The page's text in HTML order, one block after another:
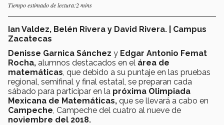
Tiempo estimado de lectura:2 mins
Ian Valdez, Belén Rivera y David Rivera. | Campus
Zacatecas
Denisse Garnica Sánchez y Edgar Antonio Femat
Rocha, alumnos destacados en el área de
matemáticas , que debido a su puntaje en las pruebas
regional, semifinal y final estatal, se preparan cada
sábado para participar en la próxima Olimpiada
Mexicana de Matemáticas, que se llevará a cabo en
Campeche , Campeche del cuatro al nueve de
noviembre del 2018.